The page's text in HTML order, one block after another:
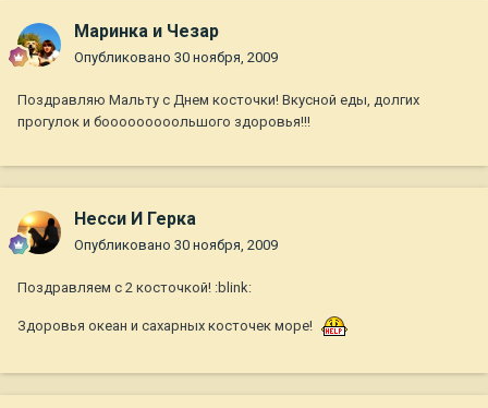
Маринка и Чезар
Опубликовано 30 ноября, 2009
Поздравляю Мальту с Днем косточки! Вкусной еды, долгих
прогулок и бооооооооольшого здоровья!!!
Несси И Герка
Опубликовано 30 ноября, 2009
Поздравляем с 2 косточкой! :blink:
Здоровья океан и сахарных косточек море!